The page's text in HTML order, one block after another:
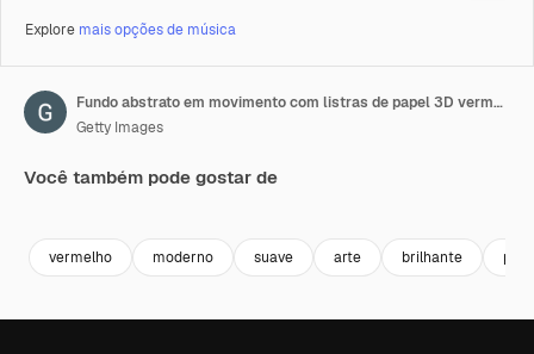
Explore mais opções de música
Fundo abstrato em movimento com listras de papel 3D vermelho brilhante
Getty Images
Você também pode gostar de
vermelho moderno suave arte brilhante